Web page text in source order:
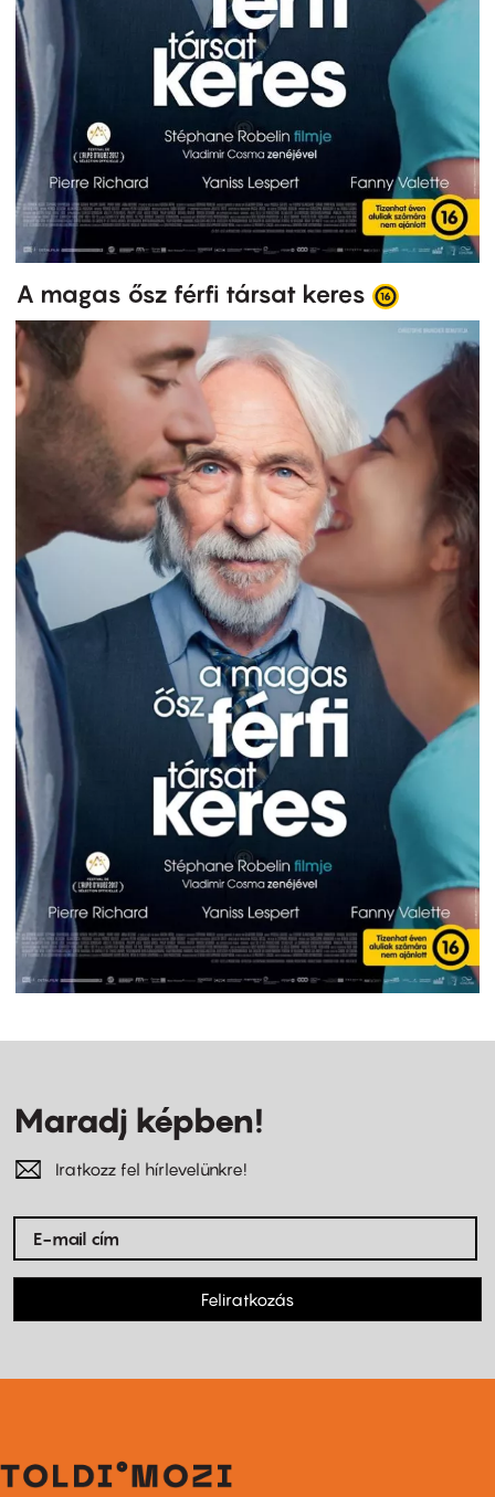
A magas ősz férfi társat keres
Maradj képben!
Iratkozz fel hírlevelünkre!
Feliratkozás